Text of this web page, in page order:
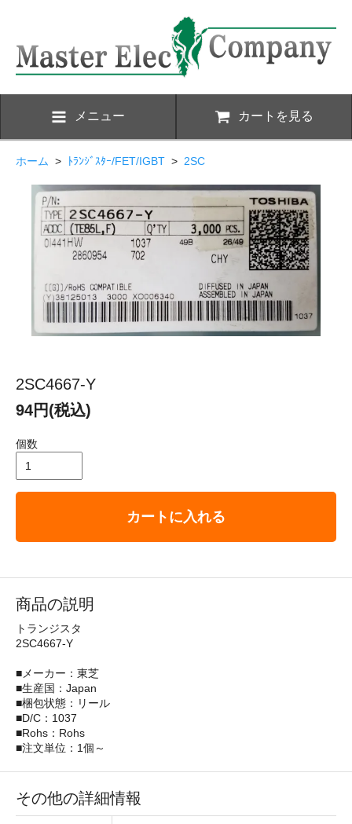
メニュー カートを見る
ホーム > ﾄﾗﾝｼﾞｽﾀｰ/FET/IGBT > 2SC
2SC4667-Y
94円(税込)
個数
カートに入れる
商品の説明
トランジスタ
2SC4667-Y
■メーカー：東芝
■生産国：Japan
■梱包状態：リール
■D/C：1037
■Rohs：Rohs
■注文単位：1個～
その他の詳細情報